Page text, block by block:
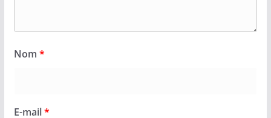
Nom *
E-mail*